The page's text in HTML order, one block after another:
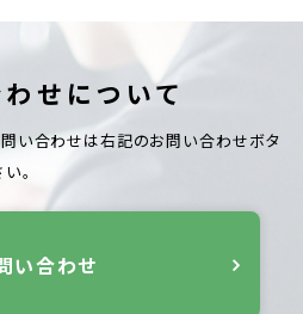
せについて
い合わせは右記のお問い合わせボタ
。
い合わせ